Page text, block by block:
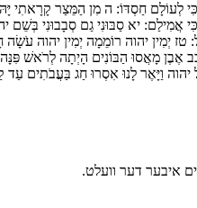
לְעוֹלָם חַסְדּוֹ: ה מִן הַמֵּצַר קָרָאתִי
אֲמִילַם: יא סַבּוּנִי גַם סְבָבוּנִי בְּשֵׁם
טז יְמִין יהוה רוֹמֵמָה יְמִין יהוה עֹשָׂה
אֶבֶן מָאֲסוּ הַבּוֹנִים הָיְתָה לְרֹאשׁ
יהוה וַיָּאֶר לָנוּ אִסְרוּ חַג בַּעֲבֹתִים עַד
איבער דער וועלט.